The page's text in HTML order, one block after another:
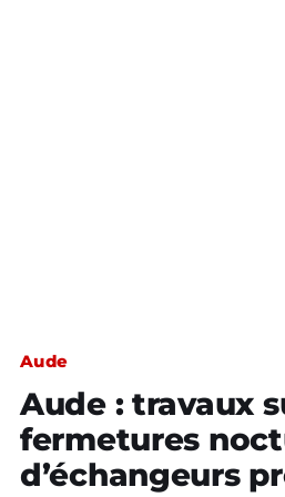
Aude
Aude : travaux
fermetures
d’échangeurs